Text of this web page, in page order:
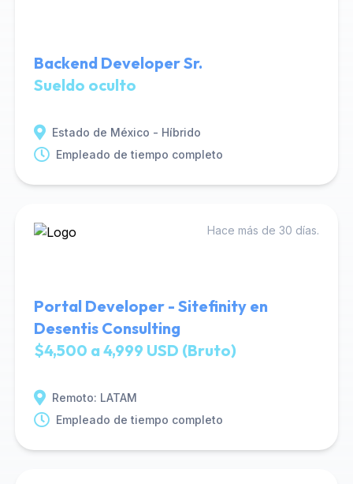
Backend Developer Sr.
Sueldo oculto
Estado de México - Híbrido
Empleado de tiempo completo
Hace más de 30 días.
Portal Developer - Sitefinity en
Desentis Consulting
$4,500 a 4,999 USD (Bruto)
Remoto: LATAM
Empleado de tiempo completo